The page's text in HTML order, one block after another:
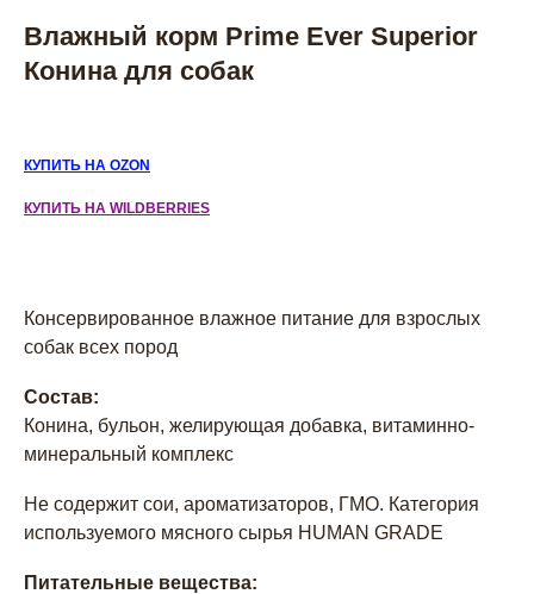
Влажный корм Prime Ever Superior
Конина для собак
КУПИТЬ НА OZON
КУПИТЬ НА WILDBERRIES
Консервированное влажное питание для взрослых
собак всех пород
Состав:
Конина, бульон, желирующая добавка, витаминно-
минеральный комплекс
Не содержит сои, ароматизаторов, ГМО. Категория
используемого мясного сырья HUMAN GRADE
Питательные вещества: